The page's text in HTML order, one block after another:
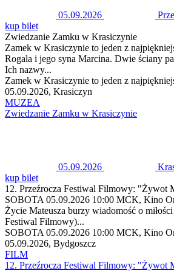
05.09.2026
kup bilet
Zwiedzanie Zamku w Krasiczynie
Zamek w Krasiczynie to jeden z
Rogala i jego syna Marcina. Dwie ściany
Ich nazwy...
Zamek w Krasiczynie to jeden z
05.09.2026, Krasiczyn
MUZEA
Zwiedzanie Zamku w Krasiczynie
05.09.2026
kup bilet
12. Przeźrocza Festiwal Filmowy: "Żywot
SOBOTA 05.09.2026 10:00 MCK, Kino
Życie Mateusza burzy wiadomość o
Festiwal Filmowy)...
SOBOTA 05.09.2026 10:00 MCK, Kino
05.09.2026, Bydgoszcz
FILM
12. Przeźrocza Festiwal Filmowy: "Żywot